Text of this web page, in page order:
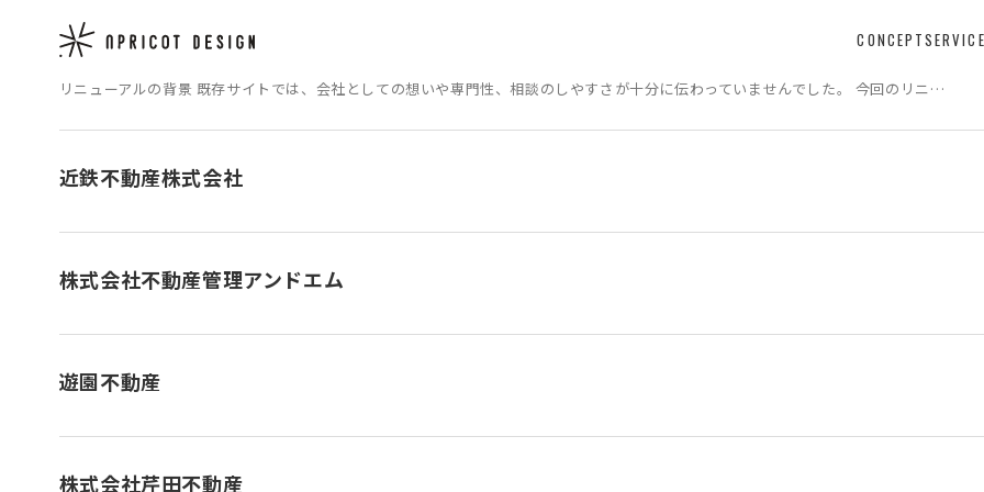
CONCEPT
株式会社トライネット不動産
リニューアルの背景 既存サイトでは、会社としての想いや専門性、相談のしやすさが十分に伝わっていませんでした。 今回のリニ…
近鉄不動産株式会社
株式会社不動産管理アンドエム
遊園不動産
株式会社芹田不動産